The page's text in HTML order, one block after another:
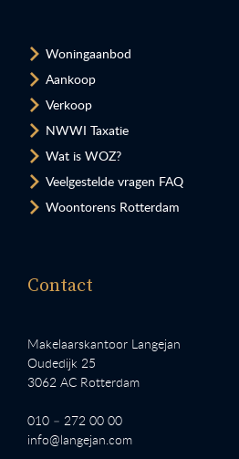
Woningaanbod
Aankoop
Verkoop
NWWI Taxatie
Wat is WOZ?
Veelgestelde vragen FAQ
Woontorens Rotterdam
Contact
Makelaarskantoor Langejan
Oudedijk 25
3062 AC Rotterdam
010 – 272 00 00
info@langejan.com